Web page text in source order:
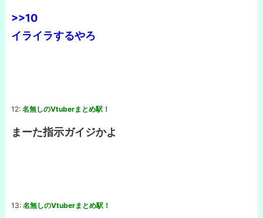
>>10
イライラするやろ
12: 名無しのVtuberまとめ駅！
まーた指示ガイジかよ
13: 名無しのVtuberまとめ駅！